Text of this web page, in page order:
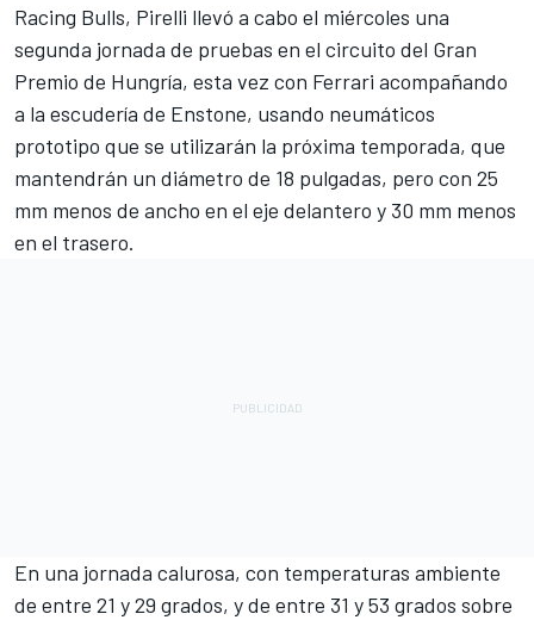
Racing Bulls, Pirelli llevó a cabo el miércoles una
segunda jornada de pruebas en el circuito del Gran
Premio de Hungría, esta vez con Ferrari acompañando
a la escudería de Enstone, usando neumáticos
prototipo que se utilizarán la próxima temporada, que
mantendrán un diámetro de 18 pulgadas, pero con 25
mm menos de ancho en el eje delantero y 30 mm menos
en el trasero.
En una jornada calurosa, con temperaturas ambiente
de entre 21 y 29 grados, y de entre 31 y 53 grados sobre